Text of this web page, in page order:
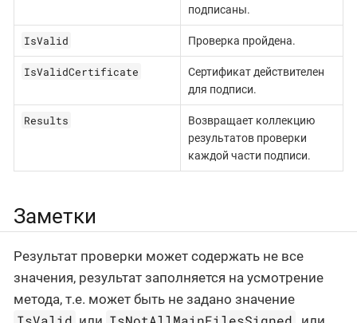
подписаны.
IsValid Проверка пройдена.
IsValidCertificate
Сертификат действителен
для подписи.
Results
Возвращает коллекцию
результатов проверки
каждой части подписи.
Заметки
Результат проверки может содержать не все
значения, результат заполняется на усмотрение
метода, т.е. может быть не задано значение